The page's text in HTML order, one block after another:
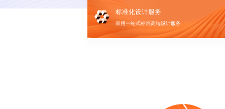
标准化设计服务
采用一站式标准高端设计服务